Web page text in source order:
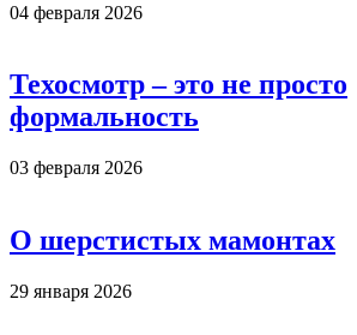
04 февраля 2026
Техосмотр – это не просто
формальность
03 февраля 2026
О шерстистых мамонтах
29 января 2026